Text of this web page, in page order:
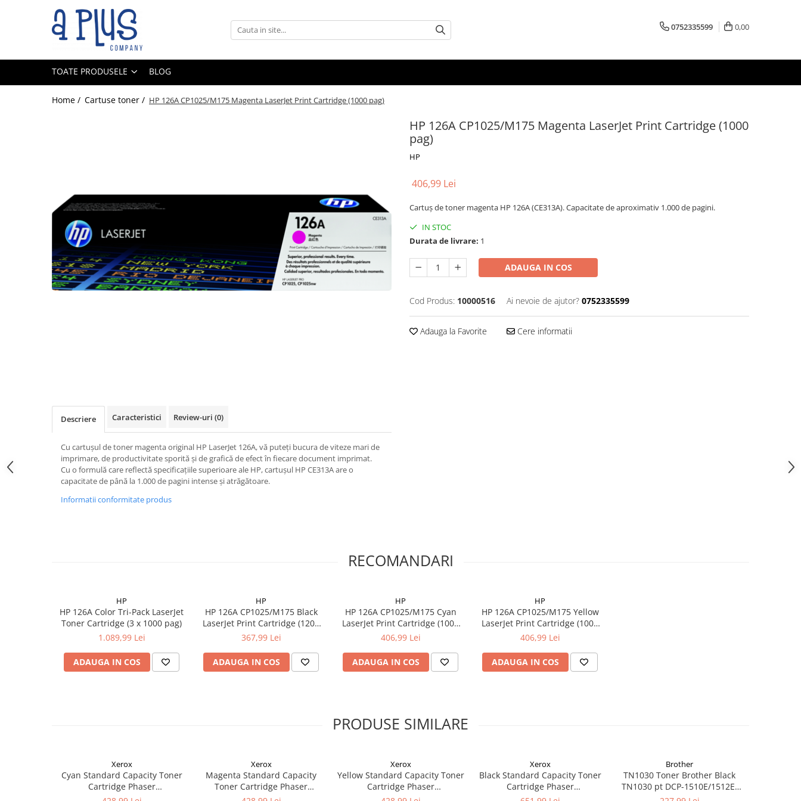
Toate Produsele
Cartuse toner
0752335599 0,00
TOATE PRODUSELE BLOG
Home / Cartuse toner / HP 126A CP1025/M175 Magenta LaserJet Print Cartridge (1000 pag)
HP 126A CP1025/M175 Magenta LaserJet Print Cartridge (1000
pag)
HP
406,99 Lei
Cartuș de toner magenta HP 126A (CE313A). Capacitate de aproximativ 1.000 de pagini.
IN STOC
Durata de livrare: 1
ADAUGA IN COS
Cod Produs: 10000516 Ai nevoie de ajutor? 0752335599
Adauga la Favorite Cere informatii
Descriere Caracteristici Review-uri (0)
Cu cartușul de toner magenta original HP LaserJet 126A, vă puteți bucura de viteze mari de
imprimare, de productivitate sporită și de grafică de efect în fiecare document imprimat.
Cu o formulă care reflectă specificațiile superioare ale HP, cartușul HP CE313A are o
capacitate de până la 1.000 de pagini intense și atrăgătoare.
Informatii conformitate produs
RECOMANDARI
HP
HP 126A Color Tri-Pack LaserJet
Toner Cartridge (3 x 1000 pag)
1.089,99 Lei
ADAUGA IN COS
HP
HP 126A CP1025/M175 Black
LaserJet Print Cartridge (1200
pag)
367,99 Lei
ADAUGA IN COS
HP
HP 126A CP1025/M175 Cyan
LaserJet Print Cartridge (1000
pag)
406,99 Lei
ADAUGA IN COS
HP
HP 126A CP1025/M175 Yellow
LaserJet Print Cartridge (1000
pag)
406,99 Lei
ADAUGA IN COS
PRODUSE SIMILARE
Xerox
Cyan Standard Capacity Toner
Cartridge Phaser
6510/WorkCentre 6515
Xerox
Magenta Standard Capacity
Toner Cartridge Phaser
6510/WorkCentre 6515
Xerox
Yellow Standard Capacity Toner
Cartridge Phaser
6510/WorkCentre 6515
Xerox
Black Standard Capacity Toner
Cartridge Phaser
6510/WorkCentre 6515
Brother
TN1030 Toner Brother Black
TN1030 pt DCP-1510E/1512E,
HL-1110E/1112E ,1K